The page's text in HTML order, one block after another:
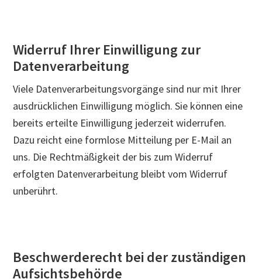
Widerruf Ihrer Einwilligung zur
Datenverarbeitung
Viele Datenverarbeitungsvorgänge sind nur mit Ihrer
ausdrücklichen Einwilligung möglich. Sie können eine
bereits erteilte Einwilligung jederzeit widerrufen.
Dazu reicht eine formlose Mitteilung per E-Mail an
uns. Die Rechtmäßigkeit der bis zum Widerruf
erfolgten Datenverarbeitung bleibt vom Widerruf
unberührt.
Beschwerderecht bei der zuständigen
Aufsichtsbehörde